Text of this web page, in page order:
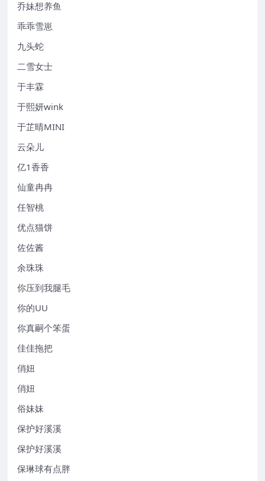
乔妹想养鱼
乖乖雪崽
九头蛇
二雪女士
于丰霖
于熙妍wink
于芷晴MINI
云朵儿
亿1香香
仙童冉冉
任智桃
优点猫饼
佐佐酱
余珠珠
你压到我腿毛
你的UU
你真嗣个笨蛋
佳佳拖把
俏妞
俏妞
俗妹妹
保护好溪溪
保护好溪溪
保琳球有点胖